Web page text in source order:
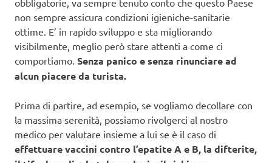
non sempre assicura condizioni igieniche-sanitarie
ottime. E’ in rapido sviluppo e sta migliorando
visibilmente, meglio però stare attenti a come ci
comportiamo. Senza panico e senza rinunciare ad
alcun piacere da turista.
Prima di partire, ad esempio, se vogliamo decollare con
la massima serenità, possiamo rivolgerci al nostro
medico per valutare insieme a lui se è il caso di
effettuare vaccini contro l’epatite A e B, la difterite,